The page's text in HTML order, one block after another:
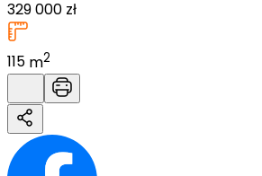
329 000 zł
115 m2